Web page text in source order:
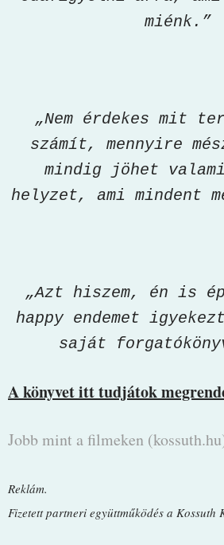
miénk.”
„Nem érdekes mit
számít, mennyire
mindig jöhet
helyzet, ami mindent
„Azt hiszem, én is
happy endemet
saját
A könyvet itt tudjátok
Jobb mint a filmeken
Reklám.
Fizetett partneri együttműködés a Kossuth